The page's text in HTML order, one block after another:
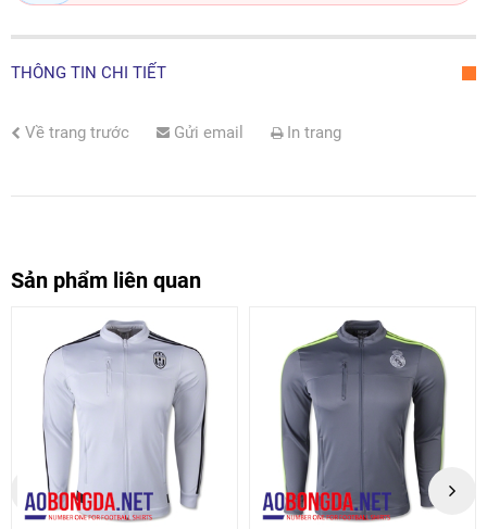
THÔNG TIN CHI TIẾT
Về trang trước Gửi email In trang
Sản phẩm liên quan